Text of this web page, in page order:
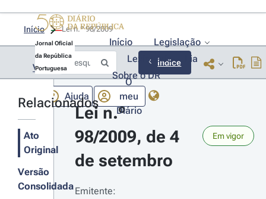
Jornal Oficial
da República
Portuguesa
Início
Legislação
Lexionário
Lia
Sobre o DR
Ajuda
O
meu
Diário
Início Lei n.º 98/2009
Voltar Índice
Relacionados
Ato
Original
Versão
Consolidada
Lei n.º
98/2009, de 4
de setembro
Em vigor
Emitente: